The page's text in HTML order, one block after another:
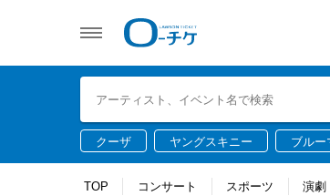
クーザ ヤングスキニー ブルー
TOP コンサート スポーツ 演劇